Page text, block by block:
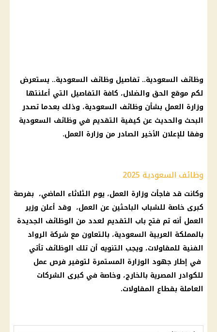
وظائف السعودية.. تفاصيل وظائف السعودية.. يستعرض
لكم موقع الحق والضلال، كافة التفاصيل التي أعلنتها
وزارة العمل بشأن وظائف السعودية، وذلك بعدما تصدر
البحث والحديث عن كيفية التقديم في وظائف السعودية
وفقا للإعلان الأخير الصادر من وزارة العمل.
وظائف السعودية 2025
وكانت قد فاجأت وزارة العمل، يوم الثلاثاء الماضي، بفرصة
كبرى خاصة للشباب الباحثين عن العمل، وقد أعلن وزير
العمل أنه تم فتح باب التقديم لعدد من الوظائف الجديدة
بالمملكة العربية السعودية، بالتعاون مع شركة الرواد
الفنية للمقاولات، ويجب التنويه أن تلك الوظائف تأتي
في إطار جهود الوزارة المستمرة لتوفيرفرص عمل
للكوادر المصرية بالخارج، وخاصة في كبرى الشركات
العاملة بقطاع المقاولات.